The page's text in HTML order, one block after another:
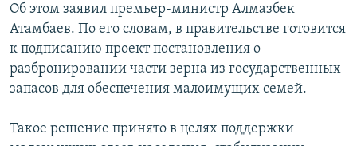
ЭКСПЕРТТЕР ТАЛДАЙТ
ДАНИСТЕ
ЭЖЕ-СИҢДИЛЕР
АЗАТТЫК+
ӨЗГӨЧӨ ПИКИР
Русский
ОНЛАЙН ШЕРИНЕ
Об этом заявил премьер-министр Алмазбек
Атамбаев. По его словам, в правительстве готовится
к подписанию проект постановления о
разбронировании части зерна из государственных
запасов для обеспечения малоимущих семей.
Такое решение принято в целях поддержки